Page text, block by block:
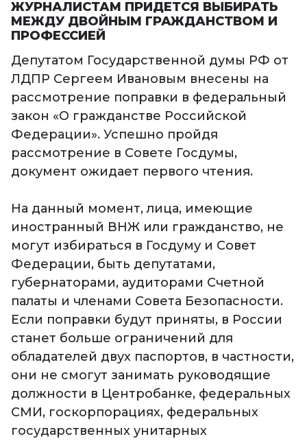
ЖУРНАЛИСТАМ ПРИДЕТСЯ ВЫБИРАТЬ
МЕЖДУ ДВОЙНЫМ ГРАЖДАНСТВОМ И
ПРОФЕССИЕЙ
Депутатом Государственной думы РФ от
ЛДПР Сергеем Ивановым внесены на
рассмотрение поправки в федеральный
закон «О гражданстве Российской
Федерации». Успешно пройдя
рассмотрение в Совете Госдумы,
документ ожидает первого чтения.
На данный момент, лица, имеющие
иностранный ВНЖ или гражданство, не
могут избираться в Госдуму и Совет
Федерации, быть депутатами,
губернаторами, аудиторами Счетной
палаты и членами Совета Безопасности.
Если поправки будут приняты, в России
станет больше ограничений для
обладателей двух паспортов, в частности,
они не смогут занимать руководящие
должности в Центробанке, федеральных
СМИ, госкорпорациях, федеральных
государственных унитарных